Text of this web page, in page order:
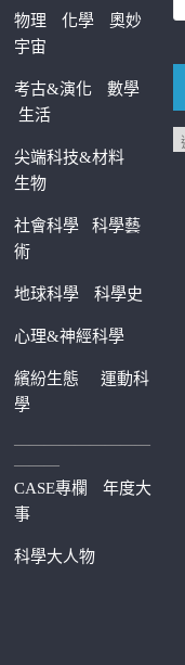
物理 化學
奧妙
宇宙
考古&演化
數學
生活
尖端科技&材料
生物
社會科學科學藝
術
地球科學 科學史
心理&神經科學
繽紛生態運動科
學
—————————
———
CASE專欄
年度大
事
科學大人物